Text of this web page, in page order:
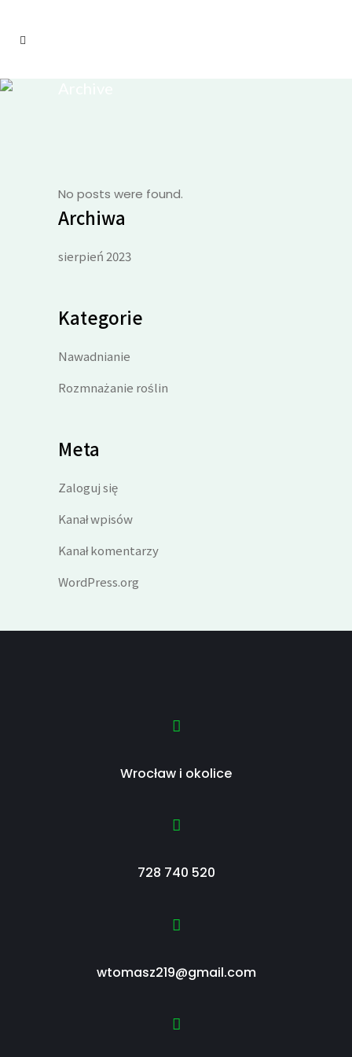
No posts were found.
Archiwa
sierpień 2023
Kategorie
Nawadnianie
Rozmnażanie roślin
Meta
Zaloguj się
Kanał wpisów
Kanał komentarzy
WordPress.org
Wrocław i okolice
728 740 520
wtomasz219@gmail.com